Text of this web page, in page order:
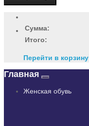
Сумма:
Итого:
Перейти в корзину
Главная
Женская обувь